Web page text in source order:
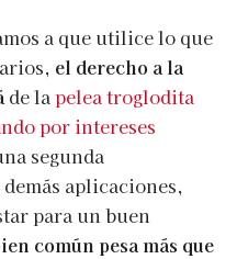
a que utilice lo que
el derecho a la
de la pelea troglodita
por intereses
segunda
aplicaciones,
para un buen
común pesa más que